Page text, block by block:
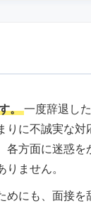
。 一度辞退し
りに不誠実な
方面に迷惑を
ません。
めにも、面接